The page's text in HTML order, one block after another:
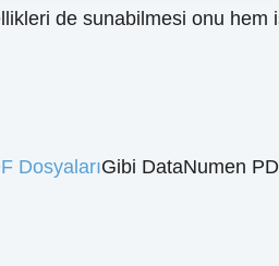
de sunabilmesi onu hem
DosyalarıGibi DataNumen